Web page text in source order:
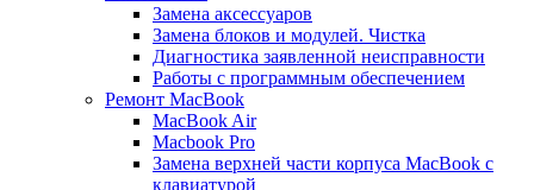
Замена аксессуаров
Замена блоков и модулей. Чистка
Диагностика заявленной неисправности
Работы с программным обеспечением
Ремонт MacBook
MacBook Air
Macbook Pro
Замена верхней части корпуса MacBook с
клавиатурой